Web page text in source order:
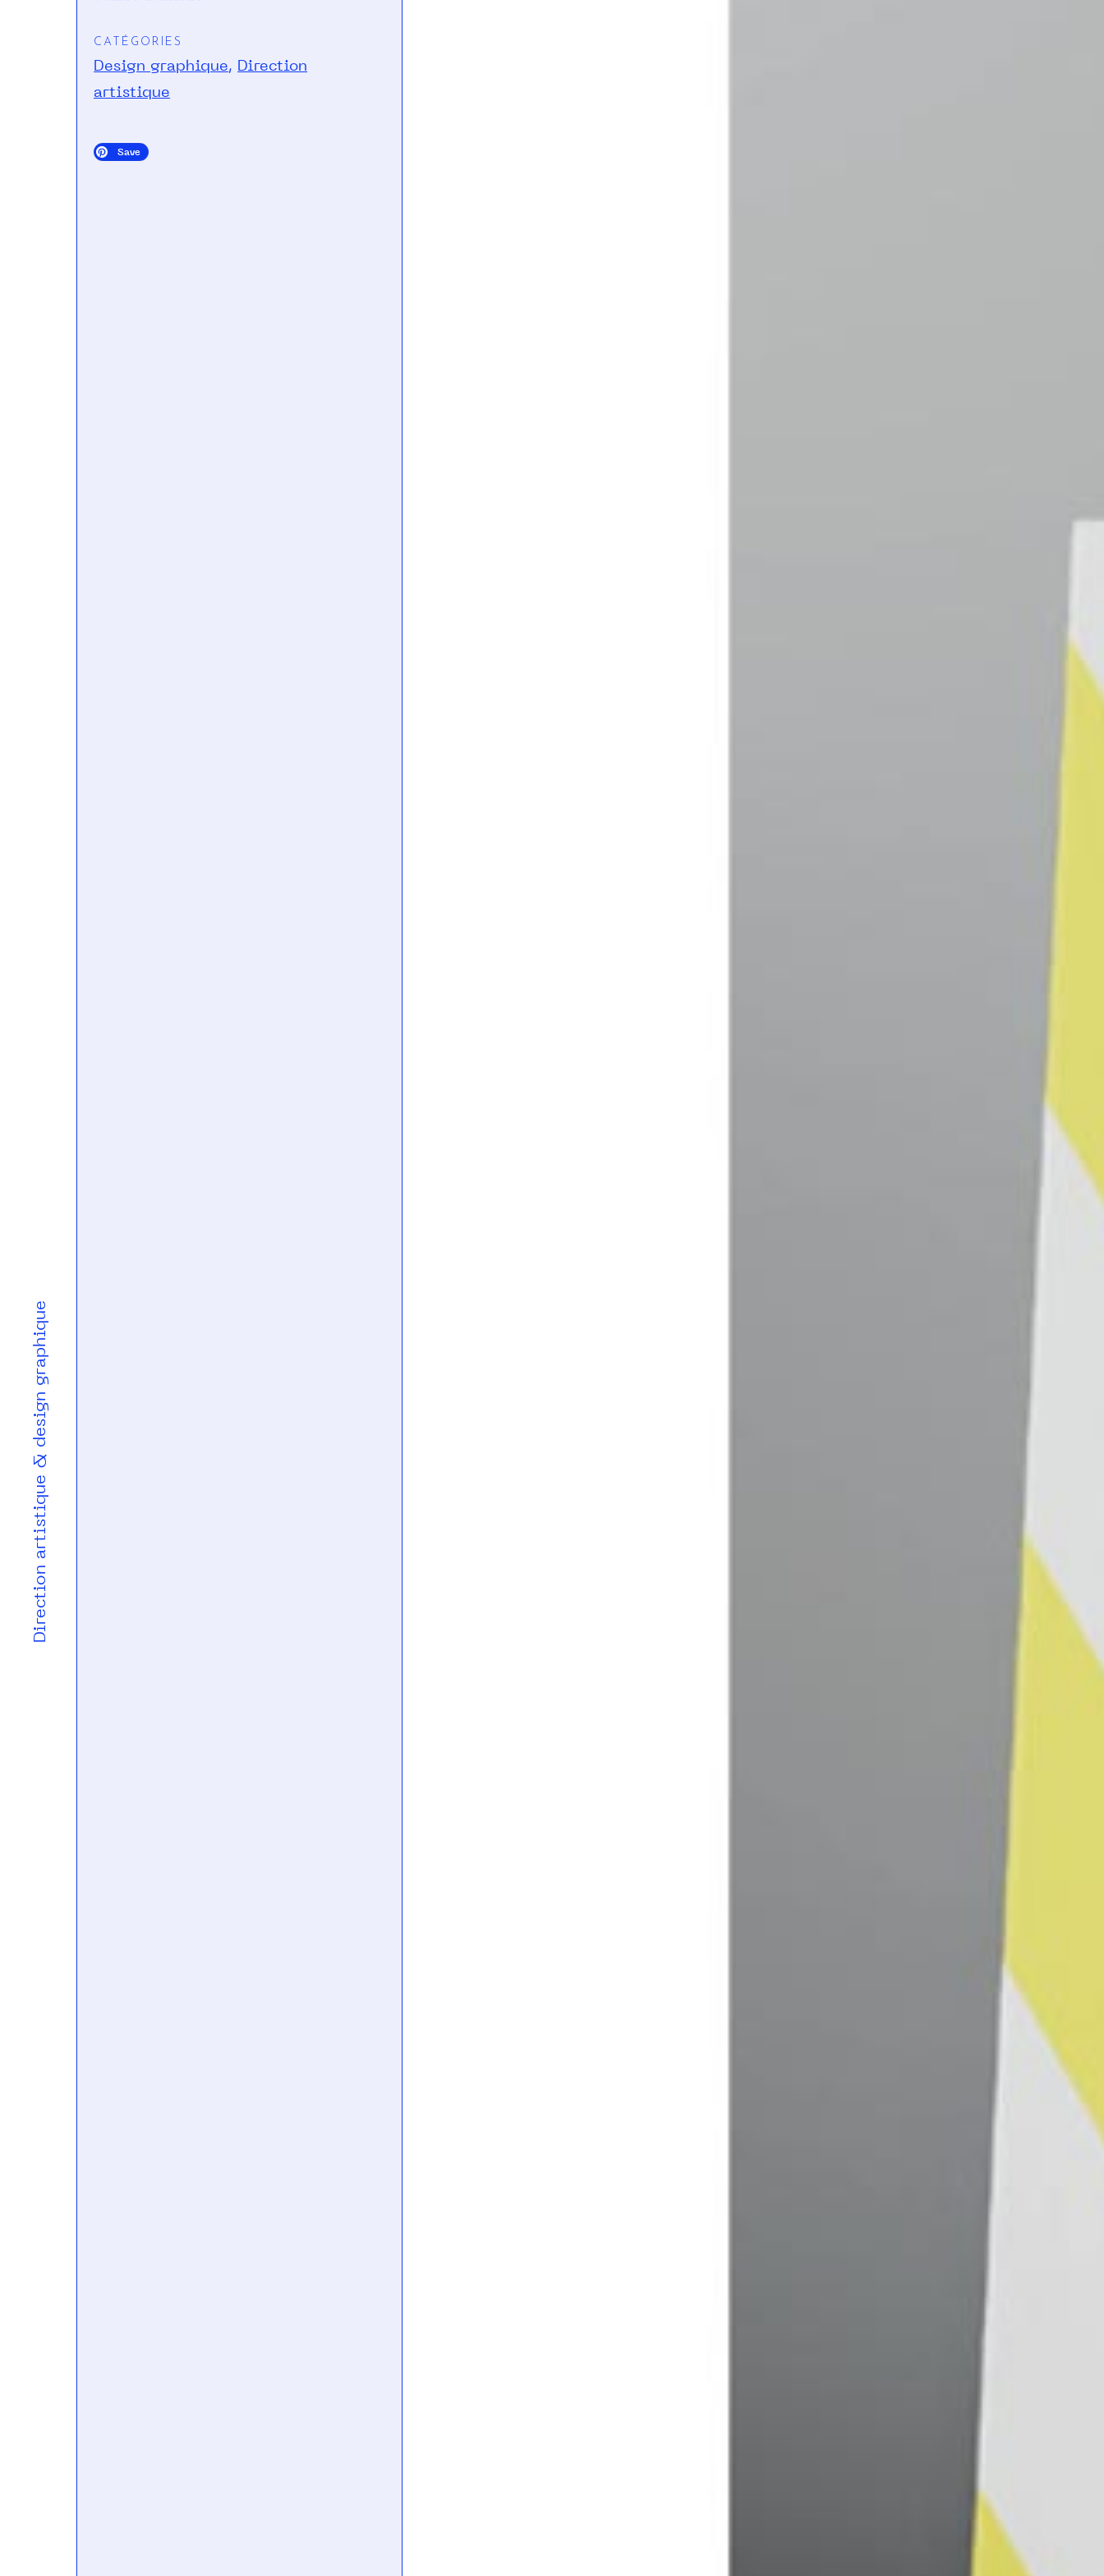
Direction artistique & design graphique
CATÉGORIES
Design graphique, Direction
artistique
Save